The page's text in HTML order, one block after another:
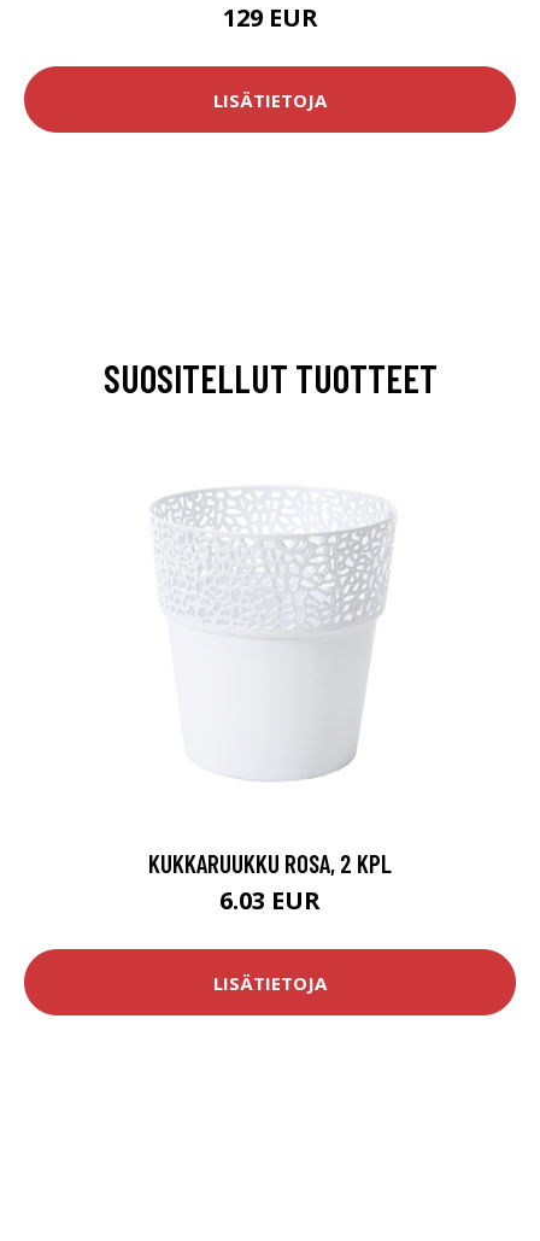
129 EUR
LISÄTIETOJA
SUOSITELLUT TUOTTEET
KUKKARUUKKU ROSA, 2 KPL
6.03 EUR
LISÄTIETOJA